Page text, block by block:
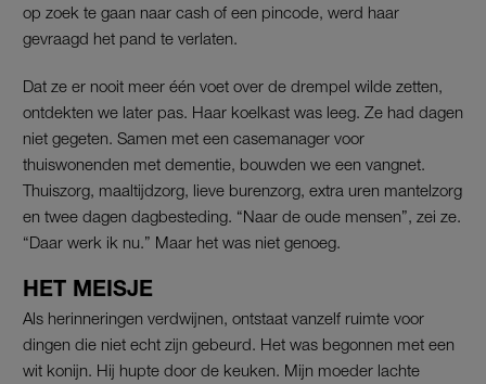
op zoek te gaan naar cash of een pincode, werd haar
gevraagd het pand te verlaten.
Dat ze er nooit meer één voet over de drempel wilde zetten,
ontdekten we later pas. Haar koelkast was leeg. Ze had dagen
niet gegeten. Samen met een casemanager voor
thuiswonenden met dementie, bouwden we een vangnet.
Thuiszorg, maaltijdzorg, lieve burenzorg, extra uren mantelzorg
en twee dagen dagbesteding. “Naar de oude mensen”, zei ze.
“Daar werk ik nu.” Maar het was niet genoeg.
HET MEISJE
Als herinneringen verdwijnen, ontstaat vanzelf ruimte voor
dingen die niet echt zijn gebeurd. Het was begonnen met een
wit konijn. Hij hupte door de keuken. Mijn moeder lachte